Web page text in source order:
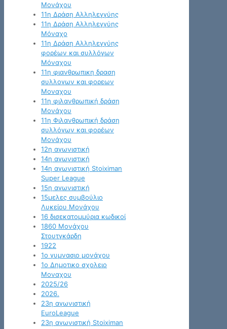
Μονάχου
11η Δράση Αλληλεγγύης
11η Δράση Αλληλεγγύης
Μόναχο
11η Δράση Αλληλεγγύης
φορέων και συλλόγων
Μόναχου
11η φιανθρωπικη δραση
συλλογων και φορεων
Μοναχου
11η φιλανθρωπική δράση
Μονάχου
11η Φιλανθρωπική δράση
συλλόγων και φορέων
Μονάχου
12η αγωνιστική
14η αγωνιστική
14η αγωνιστική Stoiximan
Super League
15η αγωνιστική
15μελες συμβούλιο
Λυκείου Μονάχου
16 δισεκατομμύρια κωδικοί
1860 Μονάχου
Στουτγκάρδη
1922
1ο γυμνασιο μονάχου
1ο Δημοτικο σχολειο
Μοναχου
2025/26
2026.
23η αγωνιστική
EuroLeague
23η αγωνιστική Stoiximan